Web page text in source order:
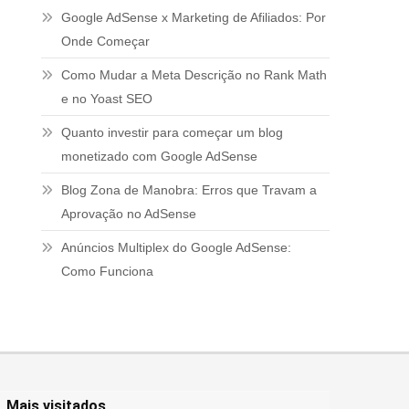
Google AdSense x Marketing de Afiliados: Por
Onde Começar
Como Mudar a Meta Descrição no Rank Math
e no Yoast SEO
Quanto investir para começar um blog
monetizado com Google AdSense
Blog Zona de Manobra: Erros que Travam a
Aprovação no AdSense
Anúncios Multiplex do Google AdSense:
Como Funciona
Mais visitados